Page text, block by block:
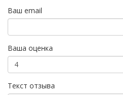
Ваш email
Ваша оценка
Текст отзыва